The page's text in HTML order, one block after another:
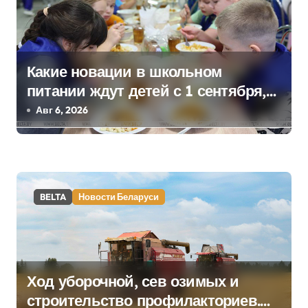
и
с
я
м
Какие новации в школьном
питании ждут детей с 1 сентября,
рассказали в правительстве
Авг 6, 2026
BELTA Новости Беларуси
Ход уборочной, сев озимых и
строительство профилакториев.